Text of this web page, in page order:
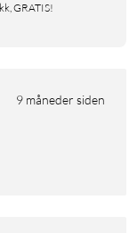
GRATIS!
9 måneder siden